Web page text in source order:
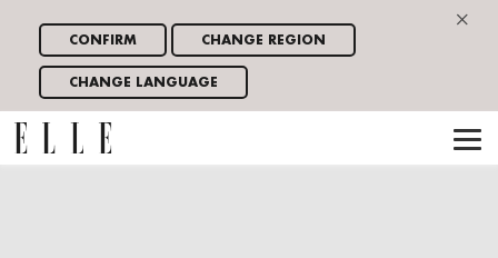
×
CONFIRM CHANGE REGION
CHANGE LANGUAGE